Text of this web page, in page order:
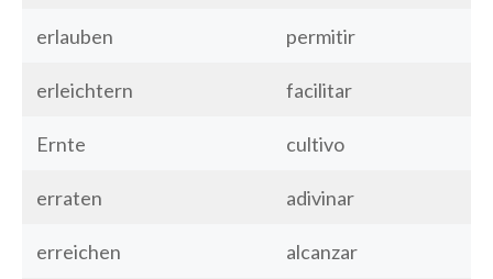
erlauben permitir
erleichtern facilitar
Ernte cultivo
erraten adivinar
erreichen alcanzar